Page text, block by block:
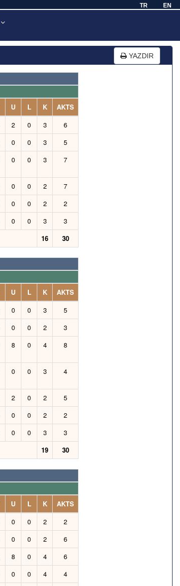
TR EN
YAZDIR
U L K
AKTS
2 0 3
6
0 0 3
5
0 0 3 7
0 0 2
7
0 0 2
2
0 0 3
3
16 30
U L K
AKTS
0 0 3
5
0 0 2
3
8 0 4 8
0 0 3 4
2 0 2
5
0 0 2
2
0 0 3
3
19 30
U L K
AKTS
0 0 2
2
0 0 2
6
8 0 4
6
0 0 4
4